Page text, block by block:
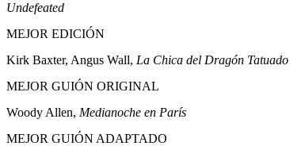
Undefeated
MEJOR EDICIÓN
Kirk Baxter, Angus Wall, La Chica del Dragón Tatuado
MEJOR GUIÓN ORIGINAL
Woody Allen, Medianoche en París
MEJOR GUIÓN ADAPTADO